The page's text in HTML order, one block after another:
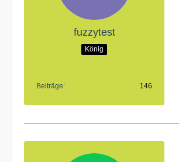
fuzzytest
König
Beiträge 146